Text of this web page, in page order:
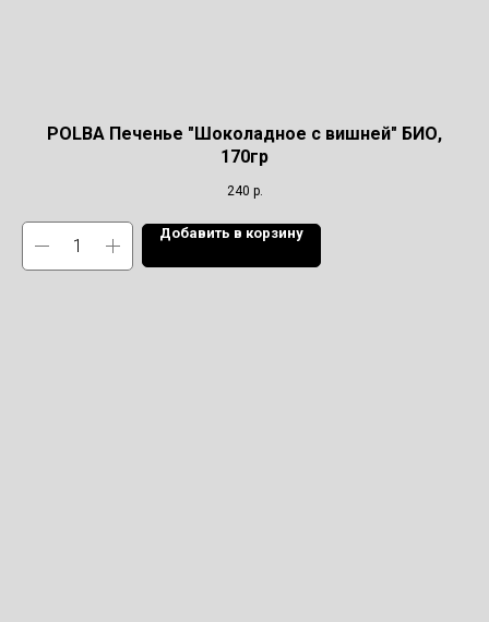
POLBA Печенье "Шоколадное с вишней" БИО,
170гр
240 р.
Добавить в корзину